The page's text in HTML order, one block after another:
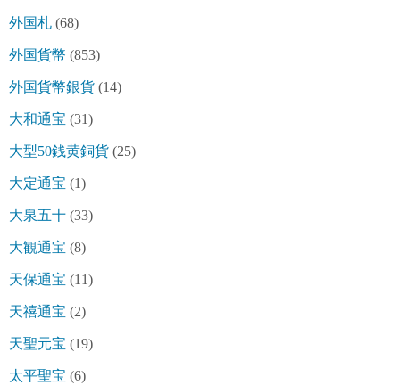
外国札 (68)
外国貨幣 (853)
外国貨幣銀貨 (14)
大和通宝 (31)
大型50銭黄銅貨 (25)
大定通宝 (1)
大泉五十 (33)
大観通宝 (8)
天保通宝 (11)
天禧通宝 (2)
天聖元宝 (19)
太平聖宝 (6)